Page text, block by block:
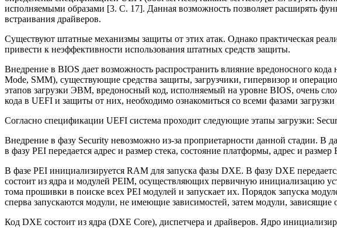
исполняемыми образами [3. С. 17]. Данная возможность позволяет расширять
встраивания драйверов.
Существуют штатные механизмы защиты от этих атак. Однако практическая
привести к неэффективности использования штатных средств защиты.
Внедрение в BIOS дает возможность распространить влияние вредоносного
Mode, SMM), существующие средства защиты, загрузчики, гипервизор и
этапов загрузки ЭВМ, вредоносный код, исполняемый на уровне BIOS, очень
кода в UEFI и защиты от них, необходимо ознакомиться со всеми фазами
Согласно спецификации UEFI система проходит следующие этапы загрузки:
Внедрение в фазу Security невозможно из-за проприетарности данной стадии. В
в фазу PEI передается адрес и размер стека, состояние платформы, адрес и
В фазе PEI инициализируется RAM для запуска фазы DXE. В фазу DXE
состоит из ядра и модулей PEIM, осуществляющих первичную инициализацию
тома прошивки в поиске всех PEI модулей и запускает их. Порядок запуска
сперва запускаются модули, не имеющие зависимостей, затем модули, зависящие
Код DXE состоит из ядра (DXE Core), диспетчера и драйверов. Ядро